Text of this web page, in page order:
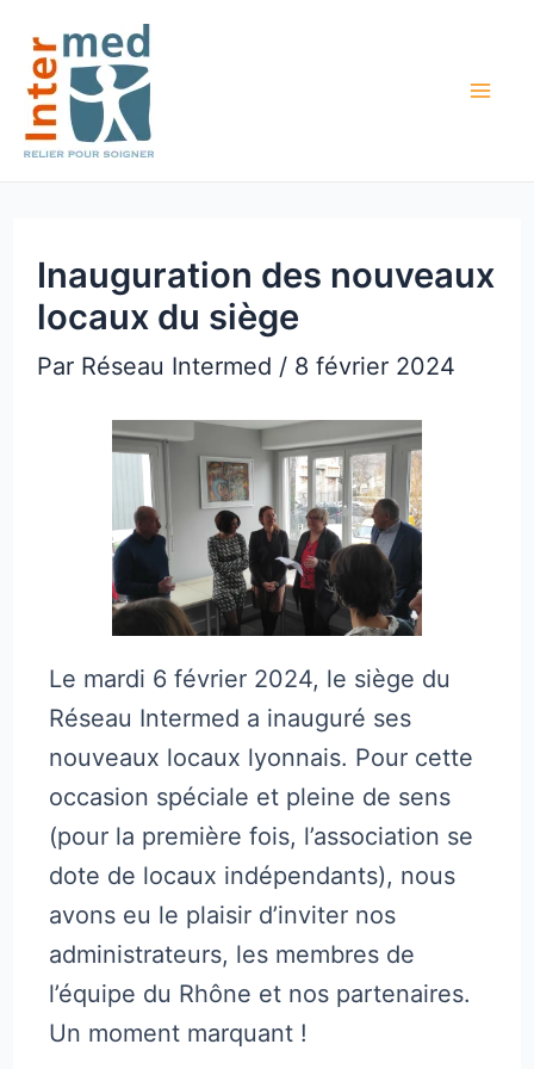
contenu
Inauguration des nouveaux
locaux du siège
Par Réseau Intermed / 8 février 2024
Le mardi 6 février 2024, le siège du
Réseau Intermed a inauguré ses
nouveaux locaux lyonnais. Pour cette
occasion spéciale et pleine de sens
(pour la première fois, l’association se
dote de locaux indépendants), nous
avons eu le plaisir d’inviter nos
administrateurs, les membres de
l’équipe du Rhône et nos partenaires.
Un moment marquant !
des
articles